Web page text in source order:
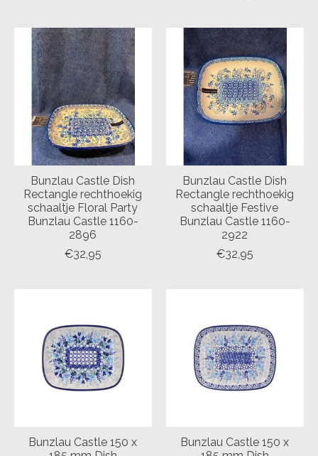
Bunzlau Castle Dish
Rectangle rechthoekig
schaaltje Floral Party
Bunzlau Castle 1160-
2896
€32,95
Bunzlau Castle Dish
Rectangle rechthoekig
schaaltje Festive
Bunzlau Castle 1160-
2922
€32,95
Bunzlau Castle 150 x
Bunzlau Castle 150 x